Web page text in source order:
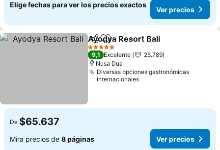
Elige fechas para ver los precios exactos
Ver precios
CompartirAgregar a favoritos
Ayodya Resort Bali
5 Estrellas
9,1 Excelente
25.789
Nusa Dua
Diversas opciones gastronómicas
internacionales
De $65.637
Mira precios de 8 páginas Ver precios